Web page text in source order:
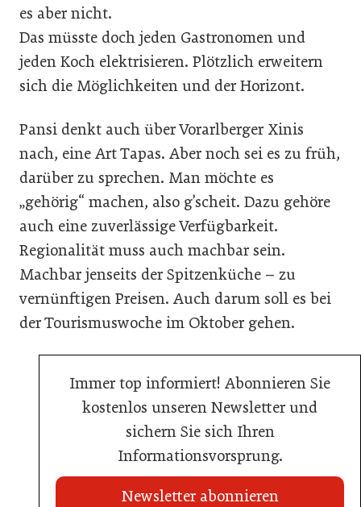
es aber nicht.
Das müsste doch jeden Gastronomen und
jeden Koch elektrisieren. Plötzlich erweitern
sich die Möglichkeiten und der Horizont.
Pansi denkt auch über Vorarlberger Xinis
nach, eine Art Tapas. Aber noch sei es zu früh,
darüber zu sprechen. Man möchte es
„gehörig“ machen, also g’scheit. Dazu gehöre
auch eine zuverlässige Verfügbarkeit.
Regionalität muss auch machbar sein.
Machbar jenseits der Spitzenküche – zu
vernünftigen Preisen. Auch darum soll es bei
der Tourismuswoche im Oktober gehen.
Immer top informiert! Abonnieren Sie
kostenlos unseren Newsletter und
sichern Sie sich Ihren
Informationsvorsprung.
Newsletter abonnieren